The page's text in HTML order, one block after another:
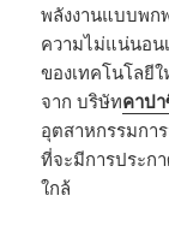
พลังงานแบบพก
ความไม่แน่นอน
ของเทคโนโลยี
จาก บริษัทคาป
อุตสาหกรรมกา
ที่จะมีการประก
ใกล้